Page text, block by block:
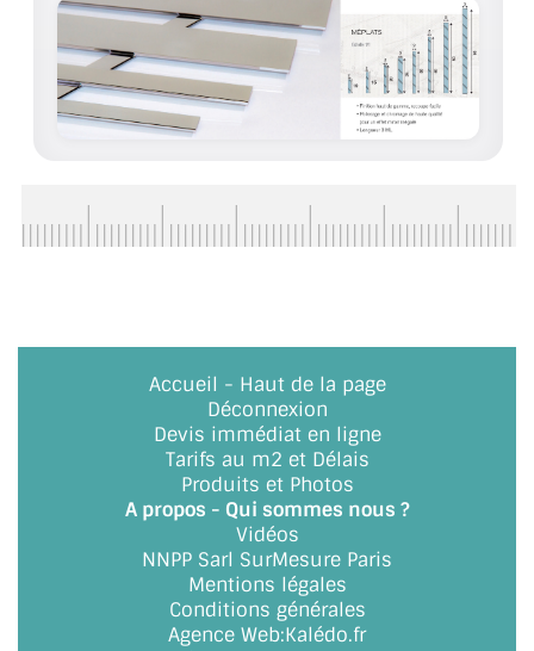
NUANCIER RAL
COMMENT COUPER DU VERRE ?
COMPTE PRO
NOUS TROUVER - BUC 78
NOUS CONTACTER
Accueil - Haut de la page
Déconnexion
Devis immédiat en ligne
Tarifs au m2 et Délais
Produits et Photos
A propos - Qui sommes nous ?
Vidéos
NNPP Sarl SurMesure Paris
Mentions légales
Conditions générales
Agence Web:Kalédo.fr